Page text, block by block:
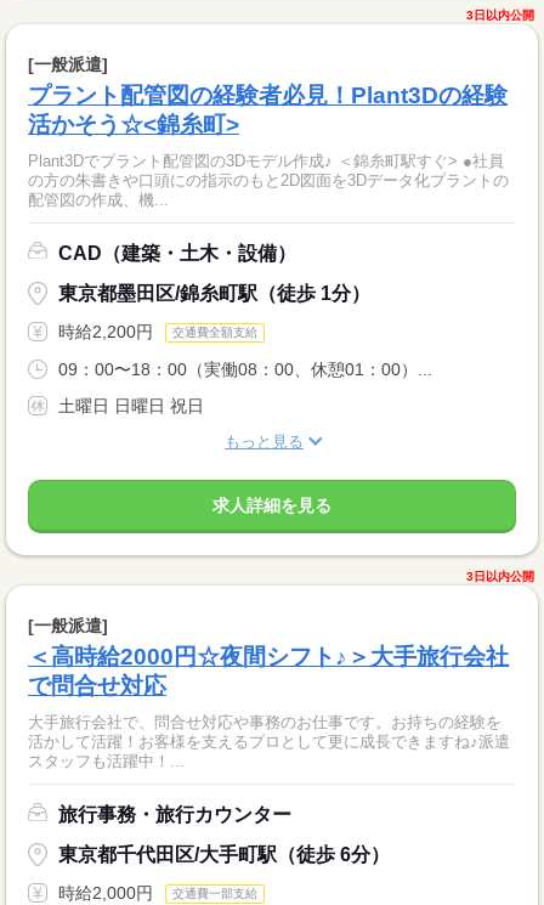
3日以内公開
[一般派遣]
プラント配管図の経験者必見！Plant3Dの経験
活かそう☆<錦糸町>
Plant3Dでプラント配管図の3Dモデル作成♪ ＜錦糸町駅すぐ> ●社員
の方の朱書きや口頭にの指示のもと2D図面を3Dデータ化プラントの
配管図の作成、機...
CAD（建築・土木・設備）
東京都墨田区/錦糸町駅（徒歩 1分）
時給2,200円 交通費全額支給
09：00〜18：00（実働08：00、休憩01：00）...
土曜日 日曜日 祝日
もっと見る
求人詳細を見る
3日以内公開
[一般派遣]
＜高時給2000円☆夜間シフト♪＞大手旅行会社
で問合せ対応
大手旅行会社で、問合せ対応や事務のお仕事です。お持ちの経験を
活かして活躍！お客様を支えるプロとして更に成長できますね♪派遣
スタッフも活躍中！...
旅行事務・旅行カウンター
東京都千代田区/大手町駅（徒歩 6分）
時給2,000円 交通費一部支給